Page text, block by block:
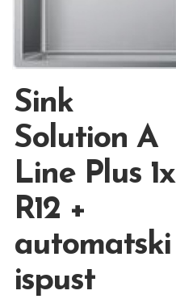
Sink
Solution A
Line Plus 1x
R12 +
automatski
ispust